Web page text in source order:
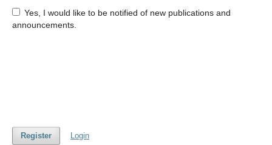
Yes, I would like to be notified of new publications and
announcements.
Register Login